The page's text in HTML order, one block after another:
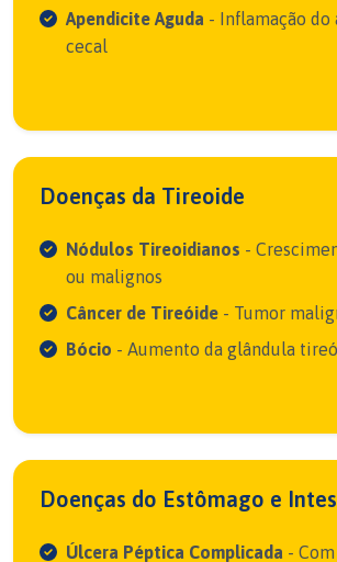
Apendicite Aguda - Inflamação do
cecal
Doenças da Tireoide
Nódulos Tireoidianos -
ou malignos
Câncer de Tireóide - Tumor
Bócio - Aumento da glândula
Doenças do Estômago e
Úlcera Péptica Complicada -